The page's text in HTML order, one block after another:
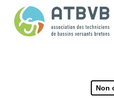
Non
Panneau de gestion des